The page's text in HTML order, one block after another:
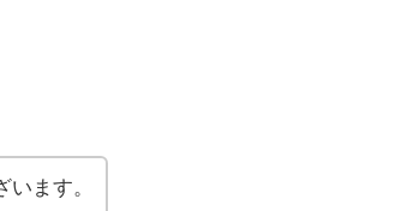
ます。